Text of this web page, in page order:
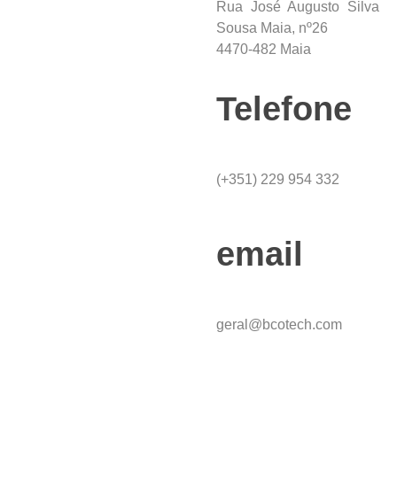
Rua José Augusto Silva
Sousa Maia, nº26
4470-482 Maia
Telefone
(+351) 229 954 332
email
geral@bcotech.com